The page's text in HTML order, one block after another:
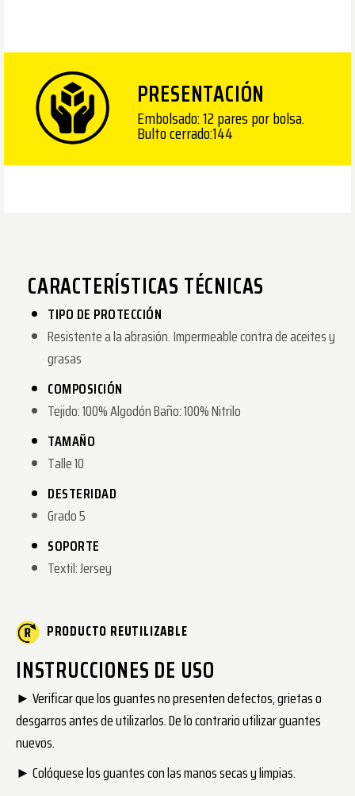
PRESENTACIÓN
Embolsado: 12 pares por bolsa.
Bulto cerrado:144
CARACTERÍSTICAS TÉCNICAS
TIPO DE PROTECCIÓN
Resistente a la abrasión. Impermeable contra de aceites y
grasas
COMPOSICIÓN
Tejido: 100% Algodón Baño: 100% Nitrilo
TAMAÑO
Talle 10
DESTERIDAD
Grado 5
SOPORTE
Textil: Jersey
PRODUCTO REUTILIZABLE
INSTRUCCIONES DE USO
► Verificar que los guantes no presenten defectos, grietas o
desgarros antes de utilizarlos. De lo contrario utilizar guantes
nuevos.
► Colóquese los guantes con las manos secas y limpias.